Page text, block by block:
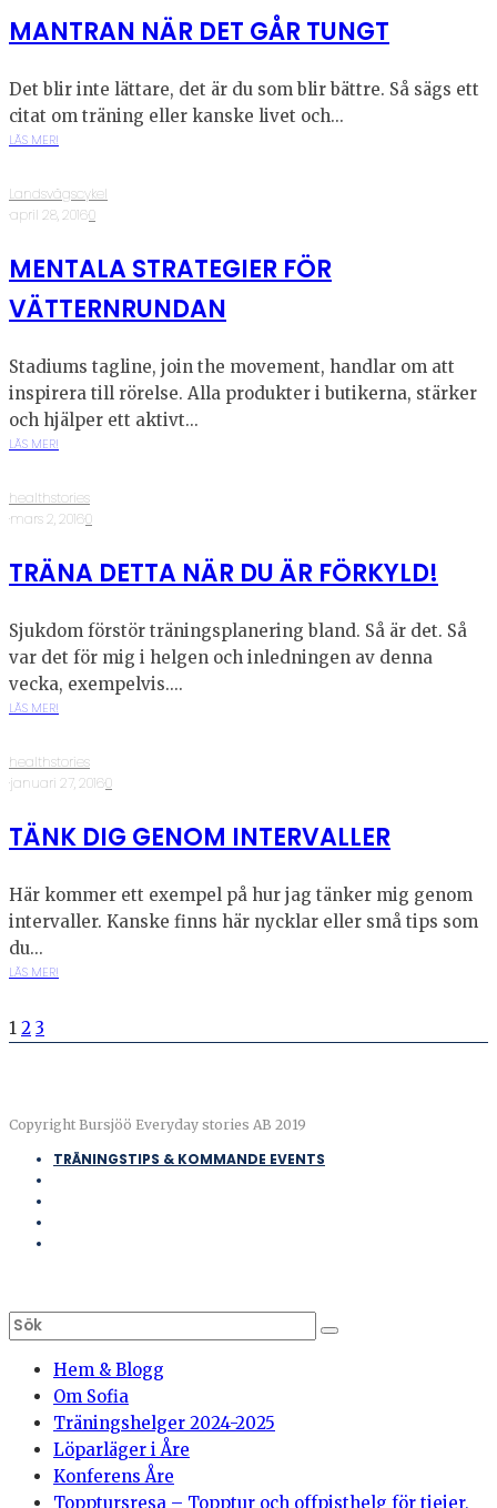
MANTRAN NÄR DET GÅR TUNGT
Det blir inte lättare, det är du som blir bättre. Så sägs ett
citat om träning eller kanske livet och...
LÄS MER!
Landsvägscykel
·april 28, 2016·0
MENTALA STRATEGIER FÖR
VÄTTERNRUNDAN
Stadiums tagline, join the movement, handlar om att
inspirera till rörelse. Alla produkter i butikerna, stärker
och hjälper ett aktivt...
LÄS MER!
healthstories
·mars 2, 2016·0
TRÄNA DETTA NÄR DU ÄR FÖRKYLD!
Sjukdom förstör träningsplanering bland. Så är det. Så
var det för mig i helgen och inledningen av denna
vecka, exempelvis....
LÄS MER!
healthstories
·januari 27, 2016·0
TÄNK DIG GENOM INTERVALLER
Här kommer ett exempel på hur jag tänker mig genom
intervaller. Kanske finns här nycklar eller små tips som
du...
LÄS MER!
1 2 3
Copyright Bursjöö Everyday stories AB 2019
TRÄNINGSTIPS & KOMMANDE EVENTS
Hem & Blogg
Om Sofia
Träningshelger 2024-2025
Löparläger i Åre
Konferens Åre
Topptursresa – Topptur och offpisthelg för tjejer,